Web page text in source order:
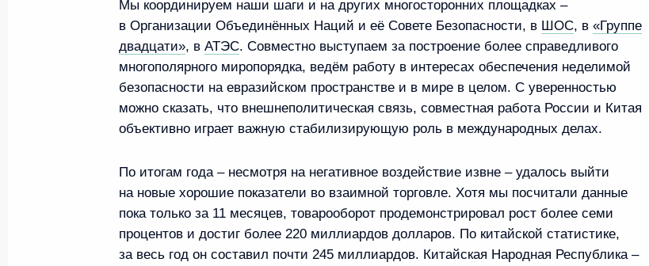
Телефонный разговор с Президентом Белоруссии Александром
Лукашенко
19 января 2025 года, 13:25
18 января 2025 года, суббота
Встреча с президентом Национального медицинского
исследовательского центра эндокринологии Иваном Дедовым
18 января 2025 года, 13:00 Москва, Кремль
Мы координируем наши шаги и на других многосторонних площадках –
в Организации Объединённых Наций и её Совете Безопасности, в ШОС, в «Группе
двадцати», в АТЭС. Совместно выступаем за построение более справедливого
многополярного миропорядка, ведём работу в интересах обеспечения неделимой
безопасности на евразийском пространстве и в мире в целом. С уверенностью
можно сказать, что внешнеполитическая связь, совместная работа России и Китая
объективно играет важную стабилизирующую роль в международных делах.
По итогам года – несмотря на негативное воздействие извне – удалось выйти
на новые хорошие показатели во взаимной торговле. Хотя мы посчитали данные
пока только за 11 месяцев, товарооборот продемонстрировал рост более семи
процентов и достиг более 220 миллиардов долларов. По китайской статистике,
за весь год он составил почти 245 миллиардов. Китайская Народная Республика –